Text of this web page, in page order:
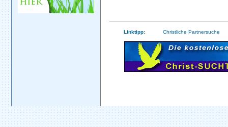
Linktipp: Christliche Partnersuche